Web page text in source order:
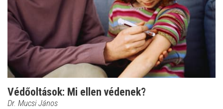
Védőoltások: Mi ellen védenek?
Dr. Mucsi János